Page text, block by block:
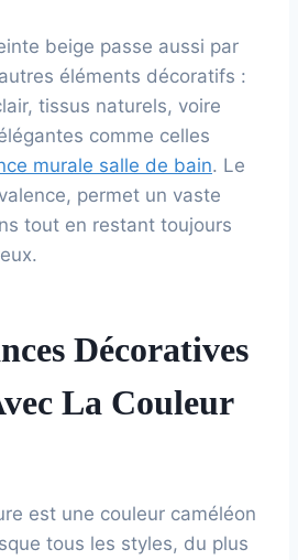
beige passe aussi par
éléments décoratifs :
tissus naturels, voire
comme celles
murale salle de bain. Le
permet un vaste
tout en restant toujours
Décoratives
La Couleur
est une couleur caméléon
tous les styles, du plus